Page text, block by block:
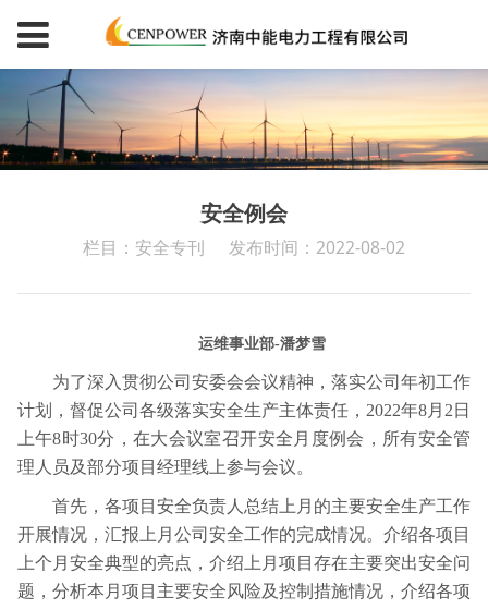
安全例会
栏目：安全专刊 发布时间：2022-08-02
运维事业部-潘梦雪
为了深入贯彻公司安委会会议精神，落实公司年初工作
计划，督促公司各级落实安全生产主体责任，2022年8月2日
上午8时30分，在大会议室召开安全月度例会，所有安全管
理人员及部分项目经理线上参与会议。
首先，各项目安全负责人总结上月的主要安全生产工作
开展情况，汇报上月公司安全工作的完成情况。介绍各项目
上个月安全典型的亮点，介绍上月项目存在主要突出安全问
题，分析本月项目主要安全风险及控制措施情况，介绍各项